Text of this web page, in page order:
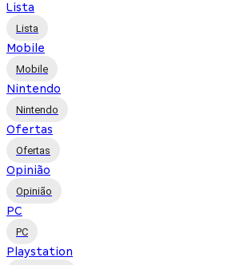
Lista
Lista
Mobile
Mobile
Nintendo
Nintendo
Ofertas
Ofertas
Opinião
Opinião
PC
PC
Playstation